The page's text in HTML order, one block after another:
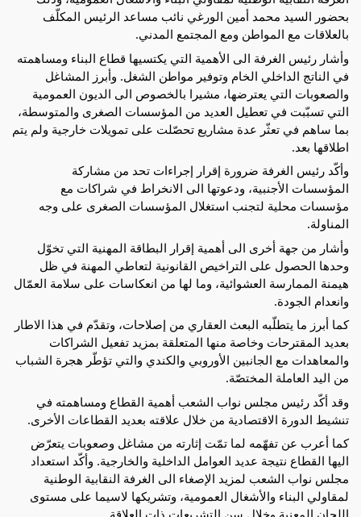
بحضور السيد محمد أمين الورغي نائب مساعد الرئيس المكلّف
بالعلاقات مع المواطن ومع المجتمع المدني.
وأشار رئيس الغرفة الى الأهمية التي يكتسيها قطاع البناء ومساهمته
في الناتج الداخلي الخام وتوفير مواطن الشغل. وأبرز المشاغل
والصعوبات التي يعترضها، مشيرا بالخصوص الى الديون العمومية
التي تسبّبت في تعطيل العديد من المؤسسات الصغرى والمتوسطة،
بما ساهم في تعثّر عدة مشاريع تحصّلت على تمويلات خارجية ولم يتم
اطلاقها بعد.
وأكّد رئيس الغرفة ضرورة إقرار إجراءات تحد من مشاركة
المؤسسات الأجنبية، ودعوتها الى الانخراط في شراكات مع
مؤسسات محلية لتجنب استغلال المؤسسات الصغرى على وجه
المناولة.
وأشار من جهة أخرى الى أهمية إقرار البطاقة المهنية التي تخوّل
وحدها الحصول على التراخيص القانونية لتعاطي المهنة في ظل
هيمنة الممارسة العشوائية، وما لها من انعكاسات على سلامة العمّال
وانعدام الجودة.
كما أبرز ما يتطلّبه البعث العقاري من إصلاحات، وتقدّم في هذا الاطار
بعديد المقترحات وخاصة منها المتعلقة بمزيد تفعيل الشراكات
والمعاهدات مع الجانبين الأوروبي والكندي والتي تؤطّر هجرة الشباب
من اليد العاملة المختصّة.
وقد أكّد رئيس مجلس نواب الشعب أهمية القطاع ومساهمته في
تنشيط الدورة الاقتصادية من خلال علاقته بعديد القطاعات الأخرى.
كما أعرب عن تفهّمه لما تمّت إثارته من مشاغل وصعوبات يتعرّض
اليها القطاع نتيجة عديد العوامل الداخلية والخارجية. وأكّد استعداد
مجلس نواب الشعب لمزيد الإصغاء الى الغرفة النقابية الوطنية
لمقاولي البناء والأشغال العمومية، وتشريكها لاسيما على مستوى